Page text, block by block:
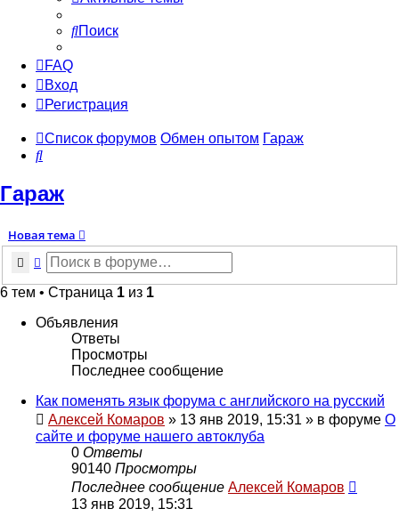
Поиск
FAQ
Вход
Регистрация
Список форумов Обмен опытом Гараж
Поиск
Гараж
Новая тема
ПоискРасширенный поиск
6 тем • Страница 1 из 1
Объявления
Ответы
Просмотры
Последнее сообщение
Как поменять язык форума с английского на русский
Алексей Комаров » 13 янв 2019, 15:31 » в форуме О
сайте и форуме нашего автоклуба
0 Ответы
90140 Просмотры
Последнее сообщение Алексей Комаров
13 янв 2019, 15:31